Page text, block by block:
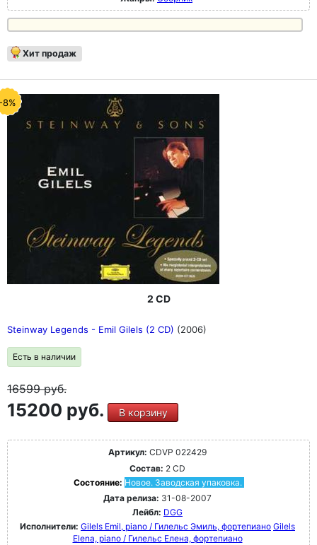
Хит продаж
8%
2 CD
Steinway Legends - Emil Gilels (2 CD) (2006)
Есть в наличии
16599руб.
15200 руб. В корзину
Артикул: CDVP 022429
Состав: 2 CD
Состояние: Новое. Заводская упаковка.
Дата релиза: 31-08-2007
Лейбл: DGG
Исполнители: Gilels Emil, piano / Гилельс Эмиль, фортепиано Gilels
Elena, piano / Гилельс Елена, фортепиано